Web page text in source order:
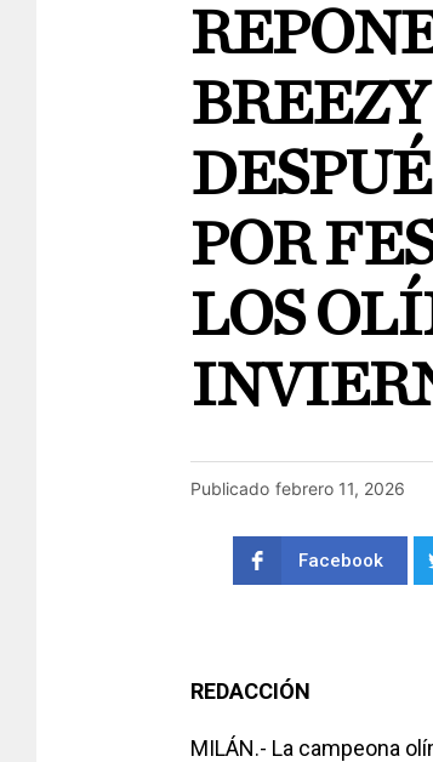
POR
LOS
Publicado febrero 11, 2026
Facebook
REDACCIÓN
MILÁN.- La campeona